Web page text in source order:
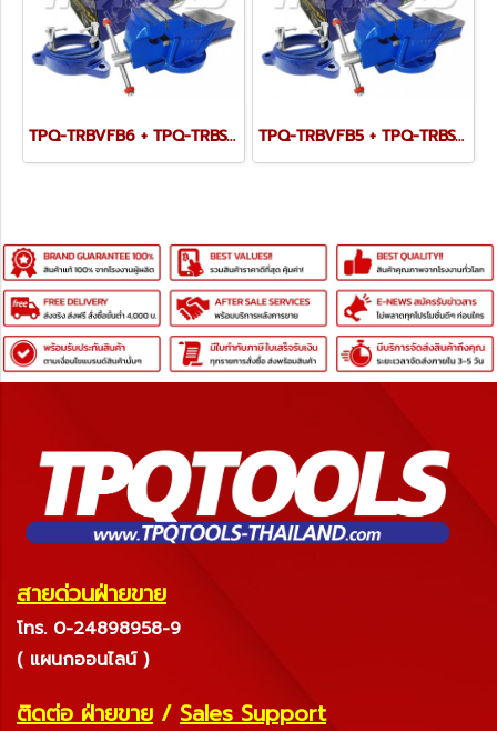
TPQ-TRBVFB6 + TPQ-TRBSWV6 ชุดปากกาจับชิ้นงาน 150 มม. (6") พร้อมฐานหมุน TPQ-TRBVFB5 + TPQ-TRBSWV5 ชุดปากกาจับชิ้นงาน 125 มม. (5") พร้อมฐานหมุน
สายด่วนฝ่ายขาย
โทร. 0-24898958-9
( แผนกออนไลน์ )
ติดต่อ ฝ่ายขาย / Sales Support